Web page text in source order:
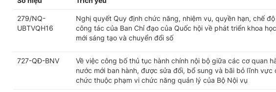
279/NQ-
UBTVQH16
Nghị quyết Quy định chức năng, nhiệm vụ, quyền hạn, chế
công tác của Ban Chỉ đạo của Quốc hội về phát triển khoa
mới sáng tạo và chuyển đổi số
727-QĐ-BNV
Về việc công bố thủ tục hành chính nội bộ giữa các cơ quan
nước mới ban hành, được sửa đổi, bổ sung và bãi bỏ lĩnh vực
chức thuộc phạm vi chức năng quản lý của Bộ Nội vụ